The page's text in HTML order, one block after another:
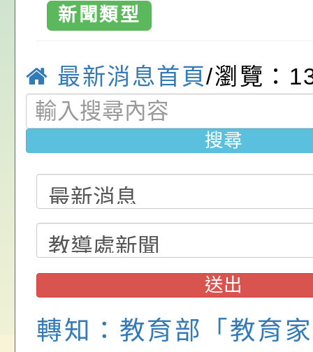
請，請查照。
祝活動」海報電子檔
位協助鼓勵所屬同
關（構）、學校、民
名參加，請查照
員退休所得重審後實
算器」，公立學校
亦可利用
「2026桃園市孔廟
動—儒門初開 智慧
桃園市政府家庭教
家8月課程資訊」、
電影營」、「祖孫樂
「愛『原原』不絕-
樂會」、「邁向下一
列講座及成長團體」
轉知內政部函以，有
員會函釋公務員留職
赴陸應申請許可一案
中興國民小學115學
期第1次第7-9招代課
甄選公告
本校「115學年度國
校課程計畫」核定一
轉知教育部國民及學
辦理「115年度教育
前教育署辦理性別平
置課程與教學人才庫
畫」一案， 請教師
公告:桃園市政府腸
施問答集
轉知:桃園市交通局
減碳存摺2.0」全民
桃園市政府家庭教育
年度祖孫樂淘桃－祖
轉知有關銓敘部建置
新聞類型
最新消息首頁/瀏覽：
搜尋
送出
轉知：教育部「教育